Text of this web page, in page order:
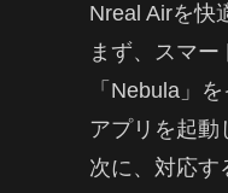
Nreal Airを快
まず、スマ
「Nebula」
アプリを起動
次に、対応す